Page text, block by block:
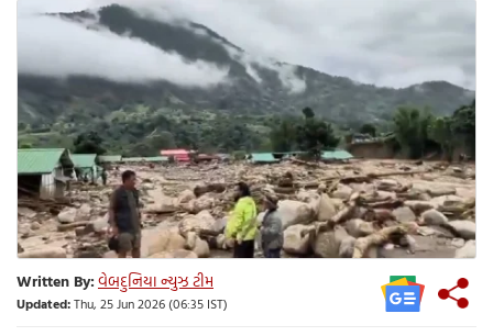
Written By:વેબદુનિયા ન્યુઝ ટીમ
Updated:Thu, 25 Jun 2026 (06:35 IST)